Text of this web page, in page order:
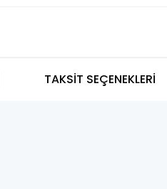
TAKSİT SEÇENEKLERİ